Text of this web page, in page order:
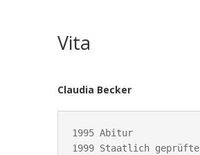
Vita
Claudia Becker
1995 Abitur
1999 Staatlich geprüfte